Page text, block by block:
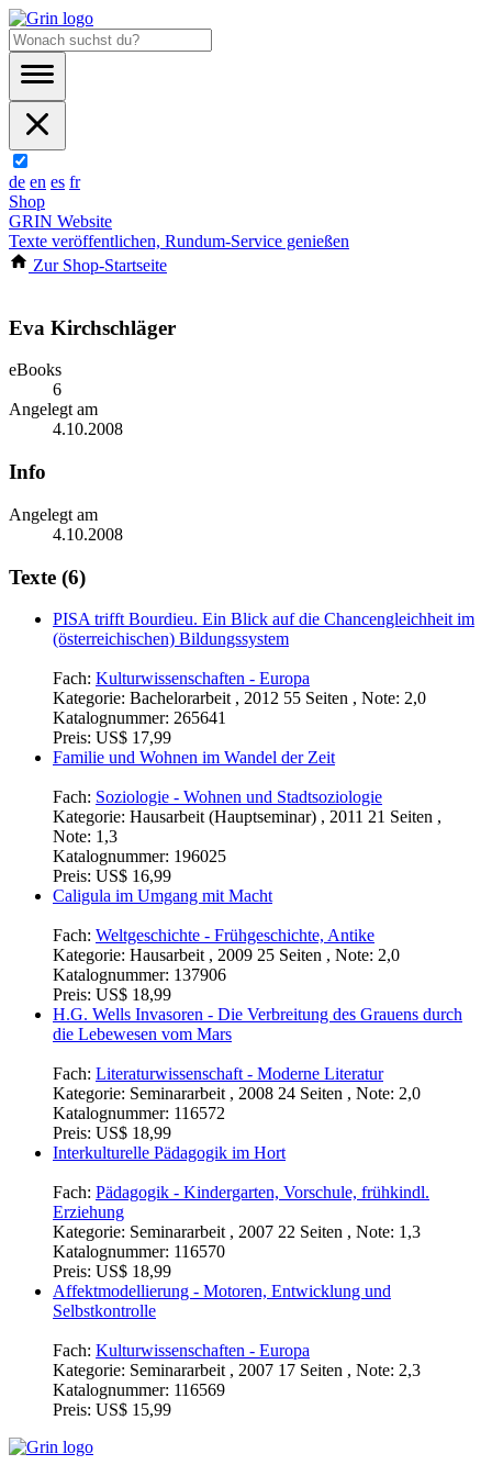
de en es fr
Shop
GRIN Website
Texte veröffentlichen, Rundum-Service genießen
Zur Shop-Startseite
Eva Kirchschläger
eBooks
6
Angelegt am
4.10.2008
Info
Angelegt am
4.10.2008
Texte (6)
PISA trifft Bourdieu. Ein Blick auf die Chancengleichheit im
(österreichischen) Bildungssystem
Fach: Kulturwissenschaften - Europa
Kategorie: Bachelorarbeit , 2012 55 Seiten , Note: 2,0
Katalognummer: 265641
Preis: US$ 17,99
Familie und Wohnen im Wandel der Zeit
Fach: Soziologie - Wohnen und Stadtsoziologie
Kategorie: Hausarbeit (Hauptseminar) , 2011 21 Seiten ,
Note: 1,3
Katalognummer: 196025
Preis: US$ 16,99
Caligula im Umgang mit Macht
Fach: Weltgeschichte - Frühgeschichte, Antike
Kategorie: Hausarbeit , 2009 25 Seiten , Note: 2,0
Katalognummer: 137906
Preis: US$ 18,99
H.G. Wells Invasoren - Die Verbreitung des Grauens durch
die Lebewesen vom Mars
Fach: Literaturwissenschaft - Moderne Literatur
Kategorie: Seminararbeit , 2008 24 Seiten , Note: 2,0
Katalognummer: 116572
Preis: US$ 18,99
Interkulturelle Pädagogik im Hort
Fach: Pädagogik - Kindergarten, Vorschule, frühkindl.
Erziehung
Kategorie: Seminararbeit , 2007 22 Seiten , Note: 1,3
Katalognummer: 116570
Preis: US$ 18,99
Affektmodellierung - Motoren, Entwicklung und
Selbstkontrolle
Fach: Kulturwissenschaften - Europa
Kategorie: Seminararbeit , 2007 17 Seiten , Note: 2,3
Katalognummer: 116569
Preis: US$ 15,99